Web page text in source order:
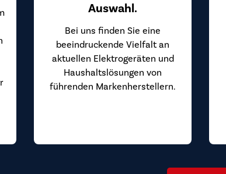
Auswahl.
Bei uns finden Sie eine
beeindruckende Vielfalt an
aktuellen Elektrogeräten und
Haushaltslösungen von
führenden Markenherstellern.